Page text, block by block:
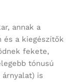
annak a
és a kiegészítők
fekete,
tónusú
árnyalat) is